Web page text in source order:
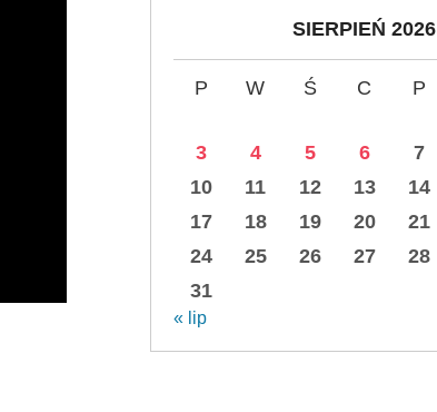
SIERPIEŃ 2026
P W Ś C P
3
4 5 6 7
10
11 12 13 14
17
18 19 20 21
24
25 26 27 28
31
« lip